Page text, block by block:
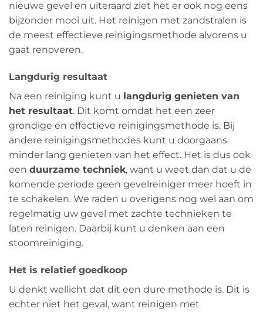
nieuwe gevel en uiteraard ziet het er ook nog eens
bijzonder mooi uit. Het reinigen met zandstralen is
de meest effectieve reinigingsmethode alvorens u
gaat renoveren.
Langdurig resultaat
Na een reiniging kunt u langdurig genieten van
het resultaat. Dit komt omdat het een zeer
grondige en effectieve reinigingsmethode is. Bij
andere reinigingsmethodes kunt u doorgaans
minder lang genieten van het effect. Het is dus ook
een duurzame techniek, want u weet dan dat u de
komende periode geen gevelreiniger meer hoeft in
te schakelen. We raden u overigens nog wel aan om
regelmatig uw gevel met zachte technieken te
laten reinigen. Daarbij kunt u denken aan een
stoomreiniging.
Het is relatief goedkoop
U denkt wellicht dat dit een dure methode is. Dit is
echter niet het geval, want reinigen met